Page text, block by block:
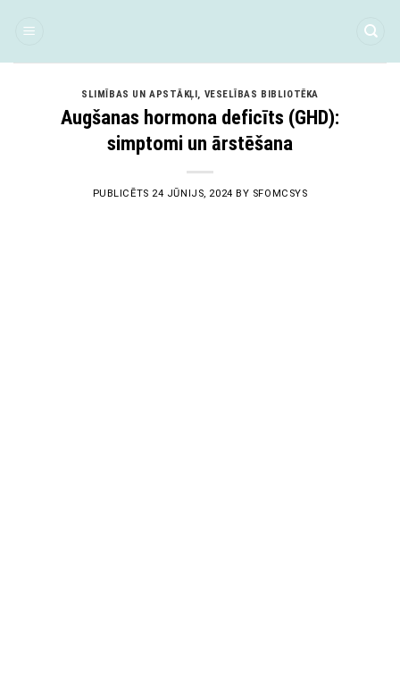
SLIMĪBAS UN APSTĀKĻI, VESELĪBAS BIBLIOTĒKA
Augšanas hormona deficīts (GHD):
simptomi un ārstēšana
PUBLICĒTS 24 JŪNIJS, 2024 BY SFOMCSYS